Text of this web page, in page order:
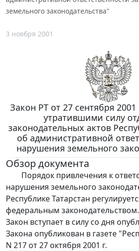
земельного законодательства"
3 ноября 2001
Закон РТ от 27 сентября
утратившими силу
законодательных актов
об административной
нарушения земельного
Обзор документа
Порядок привлечения к
нарушения земельного
Республике Татарстан
федеральным законодательством.
Закон вступает в силу со дня
Закона опубликован в газете
N 217 от 27 октября 2001 г.